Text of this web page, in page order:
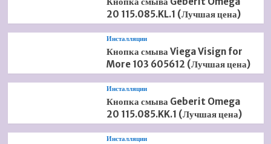
20 115.085.KL.1 (Лучшая цена)
Инсталляции
Кнопка смыва Viega Visign for
More 103 605612 (Лучшая цена)
Инсталляции
Кнопка смыва Geberit Omega
20 115.085.KK.1 (Лучшая цена)
Инсталляции